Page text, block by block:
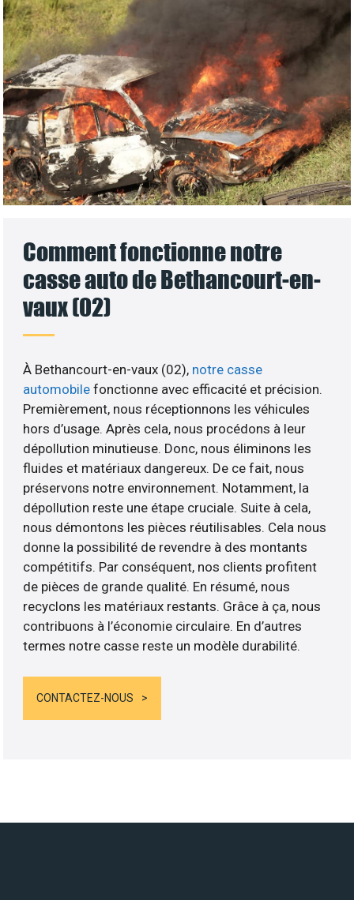
Comment fonctionne notre
casse auto de Bethancourt-en-
vaux (02)
À Bethancourt-en-vaux (02), notre casse
automobilefonctionne avec efficacité et précision.
Premièrement, nous réceptionnons les véhicules
hors d’usage. Après cela, nous procédons à leur
dépollution minutieuse. Donc, nous éliminons les
fluides et matériaux dangereux. De ce fait, nous
préservons notre environnement. Notamment, la
dépollution reste une étape cruciale. Suite à cela,
nous démontons les pièces réutilisables. Cela nous
donne la possibilité de revendre à des montants
compétitifs. Par conséquent, nos clients profitent
de pièces de grande qualité. En résumé, nous
recyclons les matériaux restants. Grâce à ça, nous
contribuons à l’économie circulaire. En d’autres
termes notre casse reste un modèle durabilité.
CONTACTEZ-NOUS